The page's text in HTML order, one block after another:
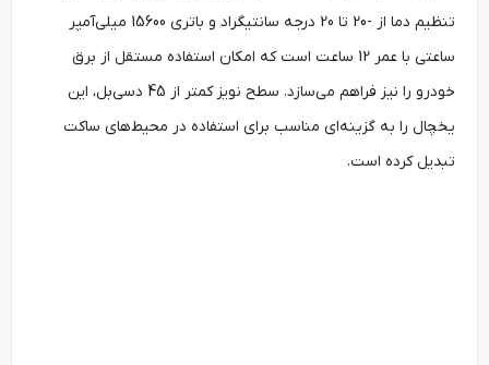
تنظیم دما از -20 تا 20 درجه سانتیگراد و باتری 15600 میلی‌آمپر
ساعتی با عمر 12 ساعت است که امکان استفاده مستقل از برق
خودرو را نیز فراهم می‌سازد. سطح نویز کمتر از 45 دسی‌بل، این
یخچال را به گزینه‌ای مناسب برای استفاده در محیط‌های ساکت
تبدیل کرده است.